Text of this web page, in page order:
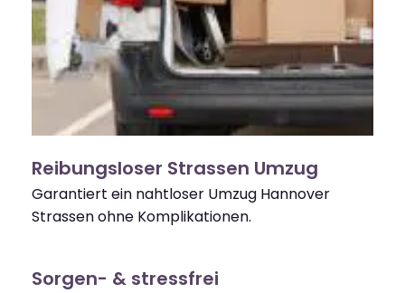
Reibungsloser Strassen Umzug
Garantiert ein nahtloser Umzug Hannover
Strassen ohne Komplikationen.
Sorgen- & stressfrei